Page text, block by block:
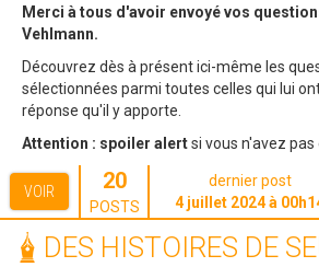
Merci à tous d'avoir envoyé vos
Vehlmann.
Découvrez dès à présent ici-même les
sélectionnées parmi toutes celles qui lui
réponse qu'il y apporte.
Attention : spoiler alertsi vous n'avez
VOIR 20
POSTS
dernier post
4 juillet 2024 à
DES HISTOIRES DE